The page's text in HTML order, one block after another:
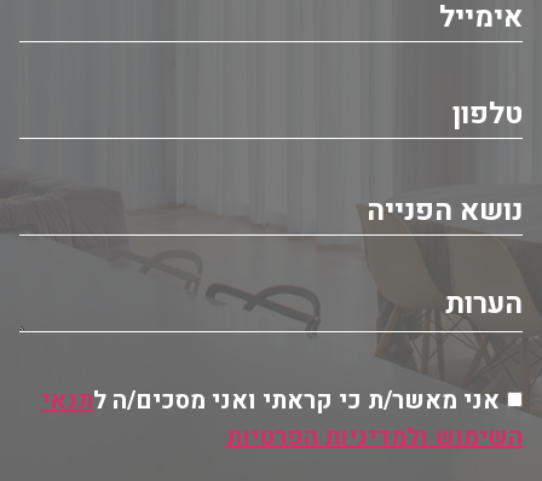
אני מאשר/ת כי קראתי ואני מסכים/ה לתנאי
השימוש ולמדיניות הפרטיות